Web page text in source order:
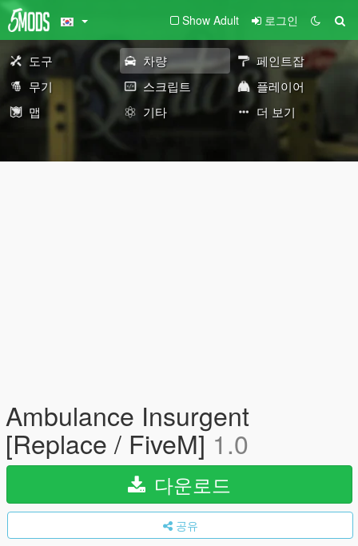
Show Adult 로그인
도구 차량
페인트잡
무기
스크립트
플레이어
맵
기타 더 보기
Ambulance Insurgent
[Replace / FiveM]1.0
다운로드
공유